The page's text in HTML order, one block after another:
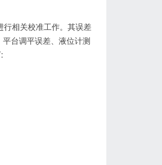
行相关校准工作。其误差
台调平误差、液位计测